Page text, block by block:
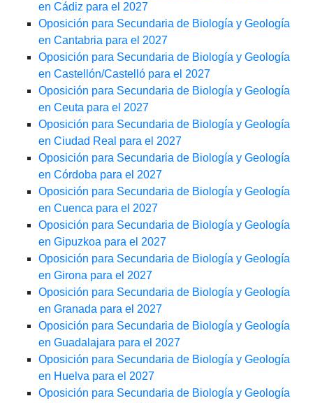
en Cádiz para el 2027
Oposición para Secundaria de Biología y Geología
en Cantabria para el 2027
Oposición para Secundaria de Biología y Geología
en Castellón/Castelló para el 2027
Oposición para Secundaria de Biología y Geología
en Ceuta para el 2027
Oposición para Secundaria de Biología y Geología
en Ciudad Real para el 2027
Oposición para Secundaria de Biología y Geología
en Córdoba para el 2027
Oposición para Secundaria de Biología y Geología
en Cuenca para el 2027
Oposición para Secundaria de Biología y Geología
en Gipuzkoa para el 2027
Oposición para Secundaria de Biología y Geología
en Girona para el 2027
Oposición para Secundaria de Biología y Geología
en Granada para el 2027
Oposición para Secundaria de Biología y Geología
en Guadalajara para el 2027
Oposición para Secundaria de Biología y Geología
en Huelva para el 2027
Oposición para Secundaria de Biología y Geología